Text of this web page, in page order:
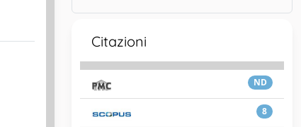
Citazioni
ND
8